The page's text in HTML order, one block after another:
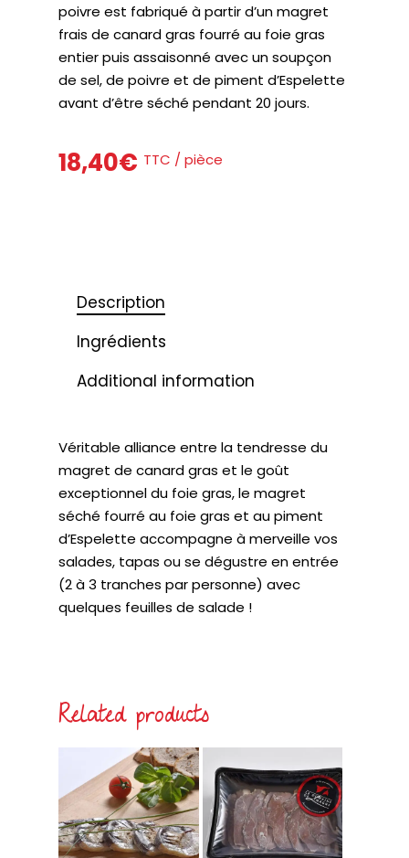
poivre est fabriqué à partir d’un magret
frais de canard gras fourré au foie gras
entier puis assaisonné avec un soupçon
de sel, de poivre et de piment d’Espelette
avant d’être séché pendant 20 jours.
18,40€ TTC / pièce
Description
Ingrédients
Additional information
Véritable alliance entre la tendresse du
magret de canard gras et le goût
exceptionnel du foie gras, le magret
séché fourré au foie gras et au piment
d’Espelette accompagne à merveille vos
salades, tapas ou se dégustre en entrée
(2 à 3 tranches par personne) avec
quelques feuilles de salade !
Related products